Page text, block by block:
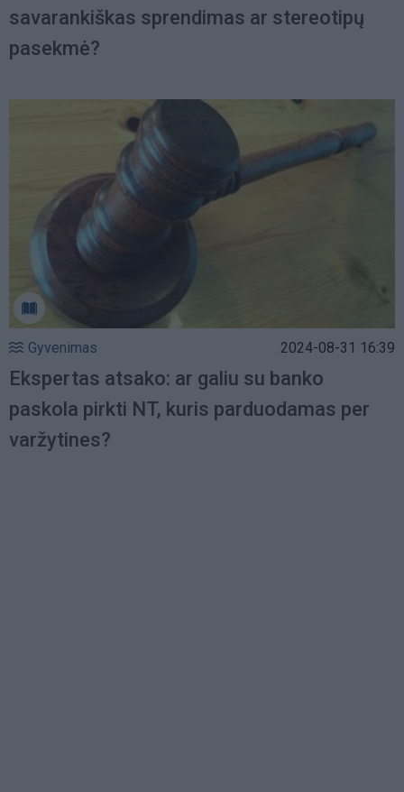
savarankiškas sprendimas ar stereotipų
pasekmė?
Gyvenimas 2024-08-31 16:39
Ekspertas atsako: ar galiu su banko
paskola pirkti NT, kuris parduodamas per
varžytines?